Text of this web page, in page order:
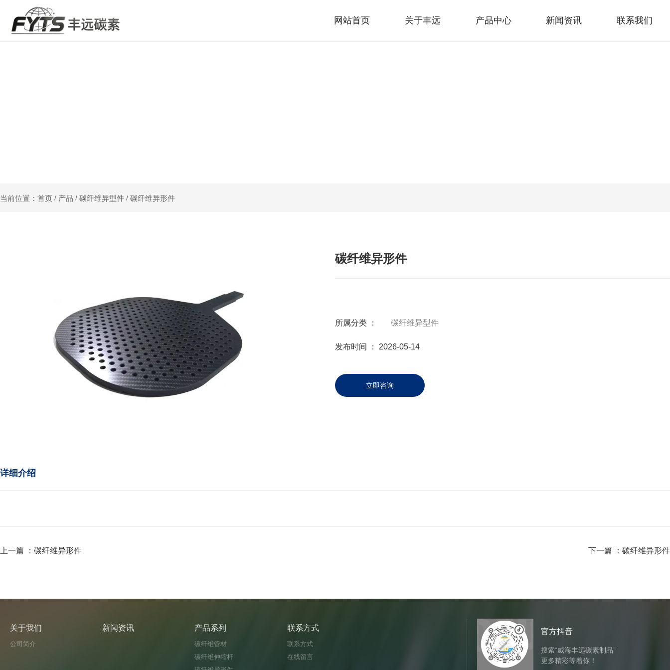
网站首页 关于丰远 产品中心 新闻资讯 联系我们
当前位置：首页 / 产品 / 碳纤维异型件 / 碳纤维异形件
碳纤维异形件
所属分类 ： 碳纤维异型件
发布时间 ： 2026-05-14
立即咨询
详细介绍
上一篇 ： 碳纤维异形件 下一篇 ： 碳纤维异形件
关于我们
公司简介
新闻资讯 产品系列
碳纤维管材
碳纤维伸缩杆
联系方式
联系方式
在线留言
官方抖音
搜索“威海丰远碳素制品”
更多精彩等着你！